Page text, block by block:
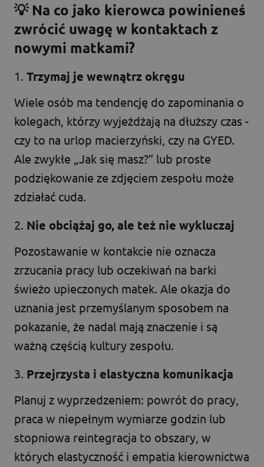
💡 Na co jako kierowca powinieneś
zwrócić uwagę w kontaktach z
nowymi matkami?
1. Trzymaj je wewnątrz okręgu
Wiele osób ma tendencję do zapominania o
kolegach, którzy wyjeżdżają na dłuższy czas -
czy to na urlop macierzyński, czy na GYED.
Ale zwykłe „Jak się masz?” lub proste
podziękowanie ze zdjęciem zespołu może
zdziałać cuda.
2. Nie obciążaj go, ale też nie wykluczaj
Pozostawanie w kontakcie nie oznacza
zrzucania pracy lub oczekiwań na barki
świeżo upieczonych matek. Ale okazja do
uznania jest przemyślanym sposobem na
pokazanie, że nadal mają znaczenie i są
ważną częścią kultury zespołu.
3. Przejrzysta i elastyczna komunikacja
Planuj z wyprzedzeniem: powrót do pracy,
praca w niepełnym wymiarze godzin lub
stopniowa reintegracja to obszary, w
których elastyczność i empatia kierownictwa